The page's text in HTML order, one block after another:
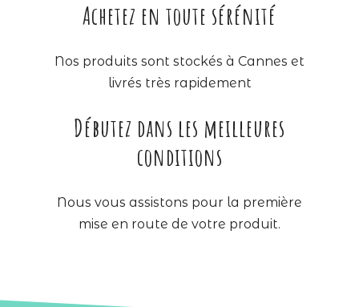
Achetez en toute sérénité
Nos produits sont stockés à Cannes et
livrés très rapidement
Débutez dans les meilleures
conditions
Nous vous assistons pour la première
mise en route de votre produit.